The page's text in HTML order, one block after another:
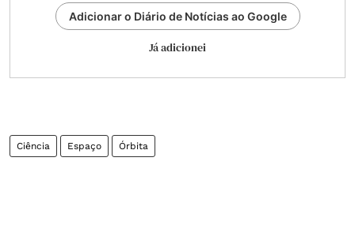
Adicionar o Diário de Notícias ao Google
Já adicionei
Ciência Espaço Órbita